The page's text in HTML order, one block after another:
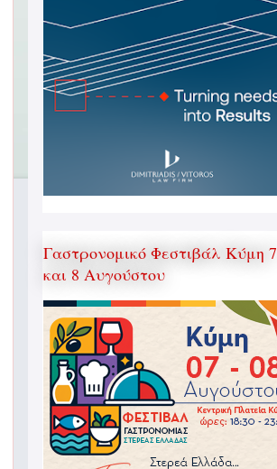
Γαστρονομικό Φεστιβάλ Κύμη 7
και 8 Αυγούστου